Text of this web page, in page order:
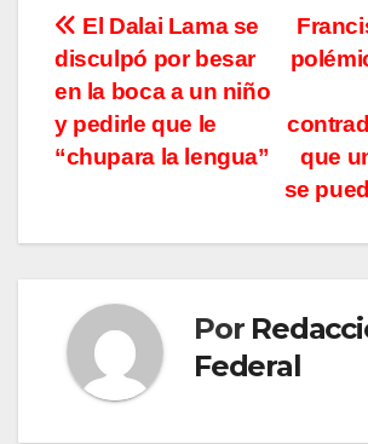
Navegación
de
entradas
que
se
El Dalai Lama se
disculpó por besar
en la boca a un niño
y pedirle que le
“chupara la lengua”
Por
Federal